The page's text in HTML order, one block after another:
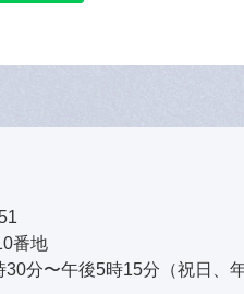
番地
分〜午後5時15分（祝日、